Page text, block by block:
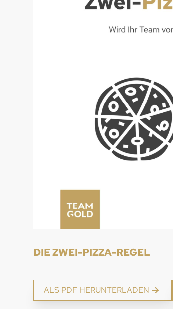
DIE ZWEI-PIZZA-REGEL
ALS PDF HERUNTERLADEN